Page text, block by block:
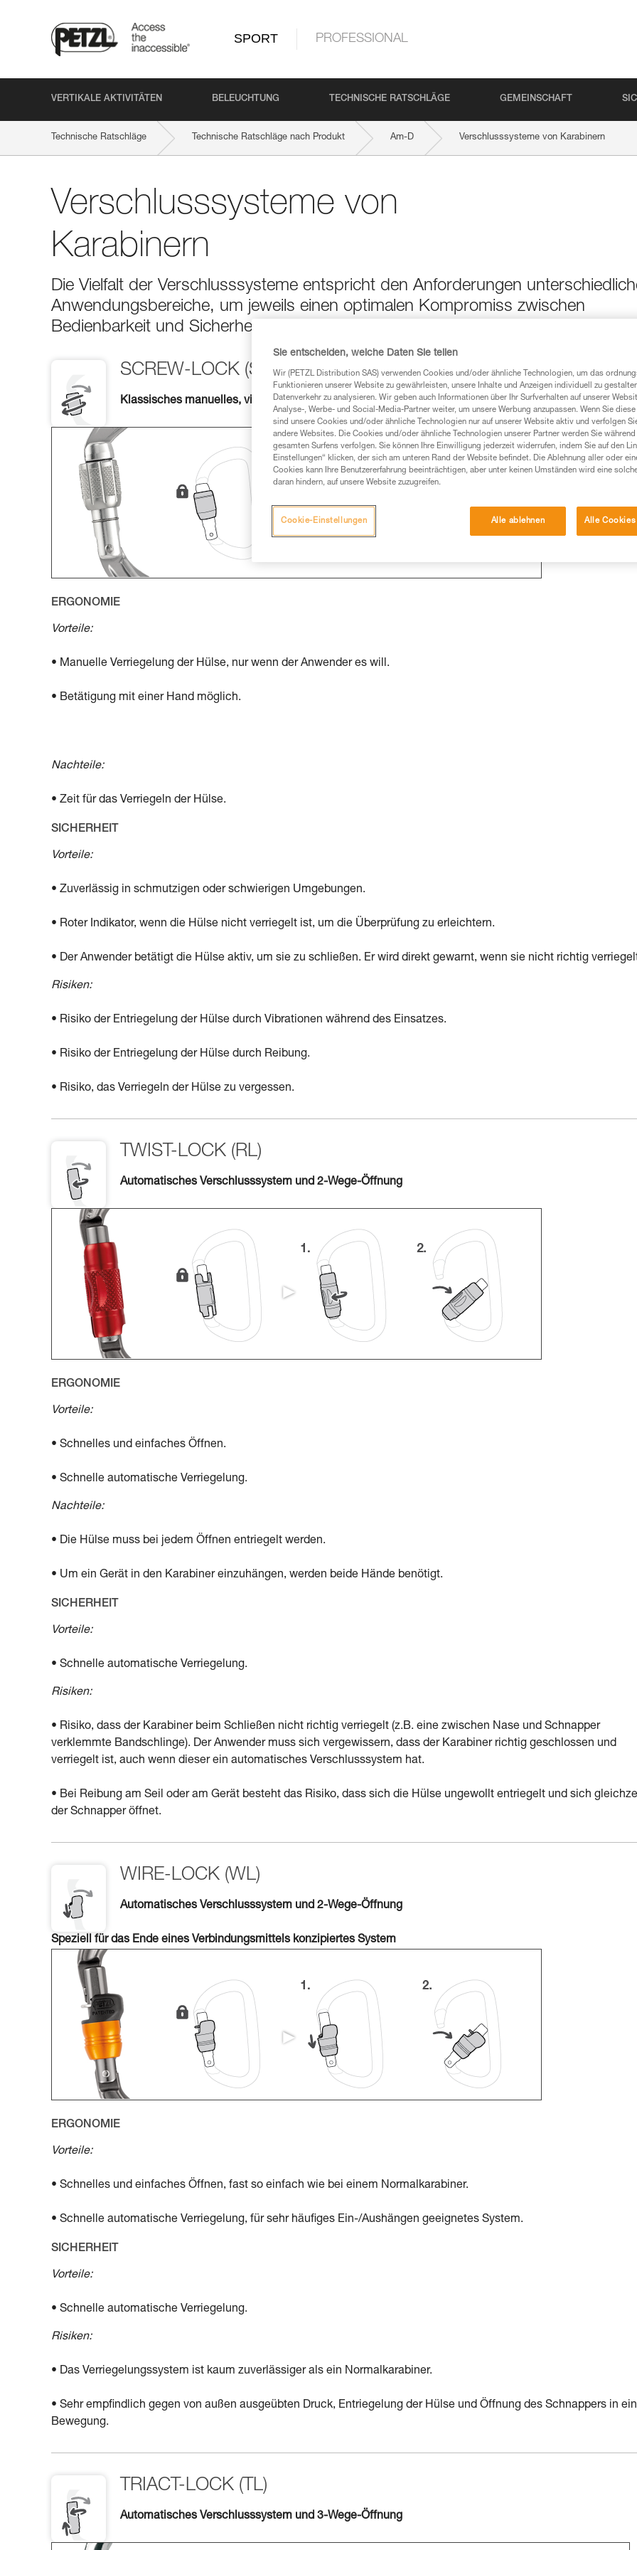
SPORT PROFESSIONAL
VERTIKALE AKTIVITÄTEN BELEUCHTUNG TECHNISCHE RATSCHLÄGE GEMEINSCHAFT
Technische Ratschläge Technische Ratschläge nach Produkt Am-D Verschlusssysteme von Karabinern
Verschlusssysteme von
Karabinern
Die Vielfalt der Verschlusssysteme entspricht den Anforderungen
Anwendungsbereiche, um jeweils einen optimalen Kompromiss zwischen
Bedienbarkeit und Sicherheit zu gewährleisten.
SCREW-LOCK (SL)
Klassisches manuelles, vielseitig und überall einsetzbares System
ERGONOMIE
Vorteile:
• Manuelle Verriegelung der Hülse, nur wenn der Anwender es will.
• Betätigung mit einer Hand möglich.
Nachteile:
• Zeit für das Verriegeln der Hülse.
SICHERHEIT
Vorteile:
• Zuverlässig in schmutzigen oder schwierigen Umgebungen.
• Roter Indikator, wenn die Hülse nicht verriegelt ist, um die Überprüfung zu erleichtern.
• Der Anwender betätigt die Hülse aktiv, um sie zu schließen. Er wird direkt gewarnt, wenn sie nicht richtig
Risiken:
• Risiko der Entriegelung der Hülse durch Vibrationen während des Einsatzes.
• Risiko der Entriegelung der Hülse durch Reibung.
• Risiko, das Verriegeln der Hülse zu vergessen.
TWIST-LOCK (RL)
Automatisches Verschlusssystem und 2-Wege-Öffnung
ERGONOMIE
Vorteile:
• Schnelles und einfaches Öffnen.
• Schnelle automatische Verriegelung.
Nachteile:
• Die Hülse muss bei jedem Öffnen entriegelt werden.
• Um ein Gerät in den Karabiner einzuhängen, werden beide Hände benötigt.
SICHERHEIT
Vorteile:
• Schnelle automatische Verriegelung.
Risiken:
• Risiko, dass der Karabiner beim Schließen nicht richtig verriegelt (z.B. eine zwischen Nase und Schnapper
verklemmte Bandschlinge). Der Anwender muss sich vergewissern, dass der Karabiner richtig geschlossen und
verriegelt ist, auch wenn dieser ein automatisches Verschlusssystem hat.
• Bei Reibung am Seil oder am Gerät besteht das Risiko, dass sich die Hülse ungewollt entriegelt und sich
der Schnapper öffnet.
WIRE-LOCK (WL)
Automatisches Verschlusssystem und 2-Wege-Öffnung
Speziell für das Ende eines Verbindungsmittels konzipiertes System
ERGONOMIE
Vorteile:
• Schnelles und einfaches Öffnen, fast so einfach wie bei einem Normalkarabiner.
• Schnelle automatische Verriegelung, für sehr häufiges Ein-/Aushängen geeignetes System.
SICHERHEIT
Vorteile:
• Schnelle automatische Verriegelung.
Risiken:
• Das Verriegelungssystem ist kaum zuverlässiger als ein Normalkarabiner.
• Sehr empfindlich gegen von außen ausgeübten Druck, Entriegelung der Hülse und Öffnung des Schnappers in
Bewegung.
TRIACT-LOCK (TL)
Automatisches Verschlusssystem und 3-Wege-Öffnung
Sie entscheiden, welche Daten Sie teilen
Wir (PETZL Distribution SAS) verwenden Cookies und/oder ähnliche Technologien, um das
Funktionieren unserer Website zu gewährleisten, unsere Inhalte und Anzeigen individuell zu
Datenverkehr zu analysieren. Wir geben auch Informationen über Ihr Surfverhalten auf unserer
Analyse-, Werbe- und Social-Media-Partner weiter, um unsere Werbung anzupassen. Wenn Sie
sind unsere Cookies und/oder ähnliche Technologien nur auf unserer Website aktiv und verfolgen
andere Websites. Die Cookies und/oder ähnliche Technologien unserer Partner werden Sie während
gesamten Surfens verfolgen. Sie können Ihre Einwilligung jederzeit widerrufen, indem Sie auf den
Einstellungen“ klicken, der sich am unteren Rand der Website befindet. Die Ablehnung aller oder
Cookies kann Ihre Benutzererfahrung beeinträchtigen, aber unter keinen Umständen wird eine
daran hindern, auf unsere Website zuzugreifen.
Alle ablehnen Alle
Cookie-Einstellungen